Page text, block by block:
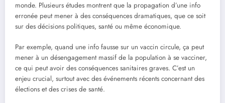
monde. Plusieurs études montrent que la propagation d’une info
erronée peut mener à des conséquences dramatiques, que ce soit
sur des décisions politiques, santé ou même économique.
Par exemple, quand une info fausse sur un vaccin circule, ça peut
mener à un désengagement massif de la population à se vacciner,
ce qui peut avoir des conséquences sanitaires graves. C’est un
enjeu crucial, surtout avec des événements récents concernant des
élections et des crises de santé.